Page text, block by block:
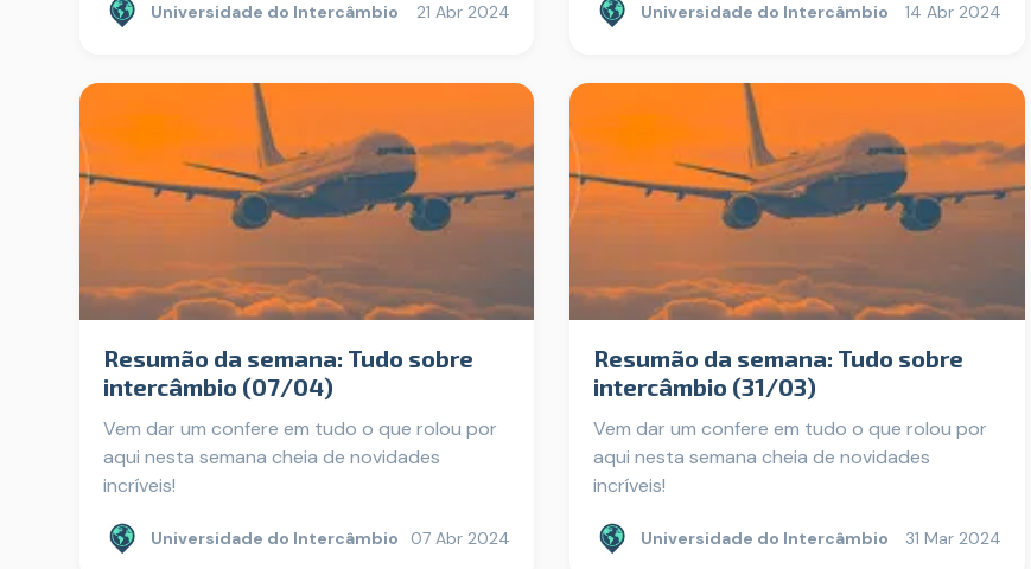
Universidade do Intercâmbio 21 Abr 2024 Universidade do Intercâmbio 14 Abr 2024
Resumão da semana: Tudo sobre
intercâmbio (07/04)
Vem dar um confere em tudo o que rolou por
aqui nesta semana cheia de novidades
incríveis!
Universidade do Intercâmbio 07 Abr 2024
Resumão da semana: Tudo sobre
intercâmbio (31/03)
Vem dar um confere em tudo o que rolou por
aqui nesta semana cheia de novidades
incríveis!
Universidade do Intercâmbio 31 Mar 2024